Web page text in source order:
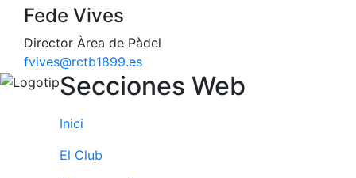
tennis
Next Gen
Palmarès
equips
Jugadors
Fede Vives
Director Àrea de Pàdel
fvives@rctb1899.es
Secciones Web
Inici
El Club